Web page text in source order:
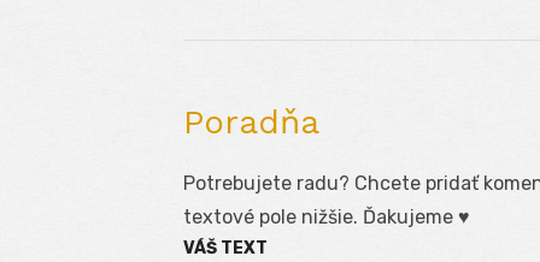
Poradňa
Potrebujete radu? Chcete pridať
textové pole nižšie. Ďakujeme ♥
VÁŠ TEXT